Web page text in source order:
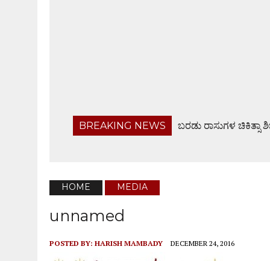
BREAKING NEWS
ಬರಡು ರಾಸುಗಳ ಚಿಕಿತ್ಸಾ
ಆ.28ರಂದು ಸರಪಾಡಿಯಲ್ಲಿ ಸಾಮೂಹಿಕ ಶ್ರೀ
HOME MEDIA
unnamed
POSTED BY: HARISH MAMBADY DECEMBER 24, 2016